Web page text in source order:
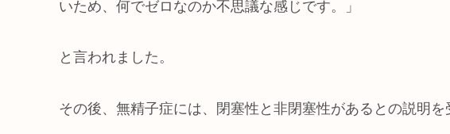
いため、何でゼロなのか不思議な感じです。」
と言われました。
その後、無精子症には、閉塞性と非閉塞性があるとの説明を